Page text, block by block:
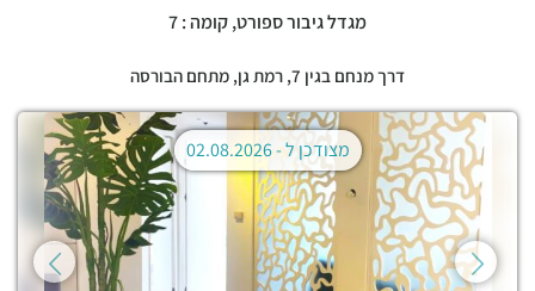
מגדל גיבור ספורט, קומה : 7
דרך מנחם בגין 7, רמת גן, מתחם הבורסה
מצודכן ל -02.08.2026